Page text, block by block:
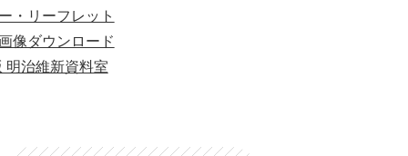
・リーフレット
像ダウンロード
明治維新資料室